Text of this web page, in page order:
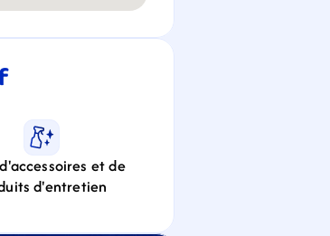
et de
d'entretien